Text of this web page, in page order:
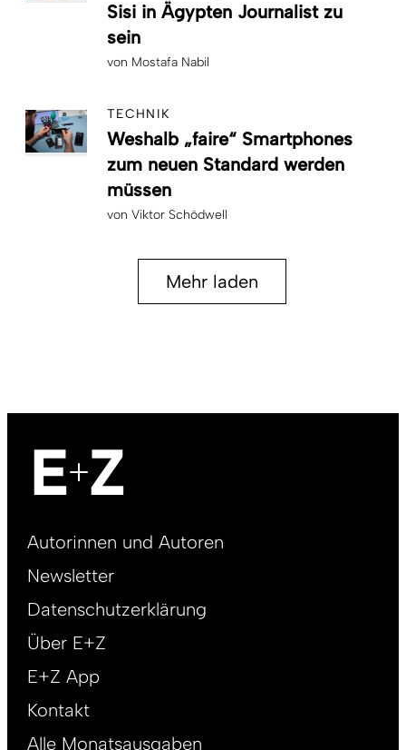
Sisi in Ägypten Journalist zu
sein
von Mostafa Nabil
TECHNIK
Weshalb „faire“ Smartphones
zum neuen Standard werden
müssen
von Viktor Schödwell
Mehr laden
Footer
DE
Autorinnen und Autoren
Newsletter
Datenschutzerklärung
Über E+Z
E+Z App
Kontakt
Alle Monatsausgaben